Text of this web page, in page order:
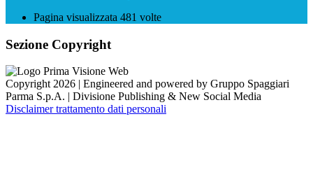
Pagina visualizzata 481 volte
Sezione Copyright
Copyright 2026 | Engineered and powered by Gruppo Spaggiari
Parma S.p.A. | Divisione Publishing & New Social Media
Disclaimer trattamento dati personali